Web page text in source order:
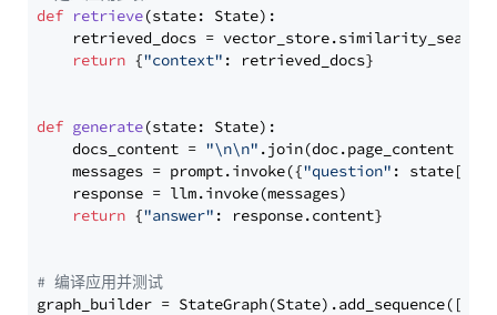
def retrieve(state: State):
retrieved_docs =
return {"context" : retrieved_docs}
def generate(state: State):
    docs_content =
"\n\n" .join(doc.page_content
    messages = prompt.invoke({
"question" : state[
    response = llm.invoke(messages)
return {"answer" : response.content}
# 编译应用并测试
graph_builder =